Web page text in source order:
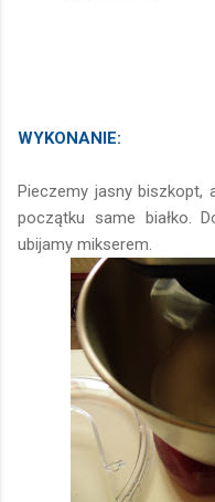
WYKONANIE:
Pieczemy jasny biszkopt,
początku same białko.
ubijamy mikserem.